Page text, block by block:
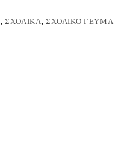
, ΣΧΟΛΙΚΆ, ΣΧΟΛΙΚΌ ΓΕΎΜΑ